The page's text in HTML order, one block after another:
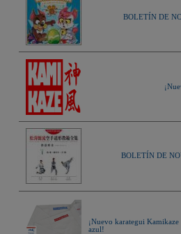
BOLETÍN DE
BOLETÍN DE
¡Nuevo karategui
azul!